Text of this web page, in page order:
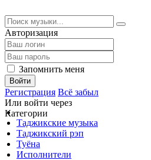
Авторизация
Запомнить меня
Войти
Регистрация Всё забыл
Или войти через
Категории
Таджикские музыка
Таджикский рэп
Туёна
Исполнители